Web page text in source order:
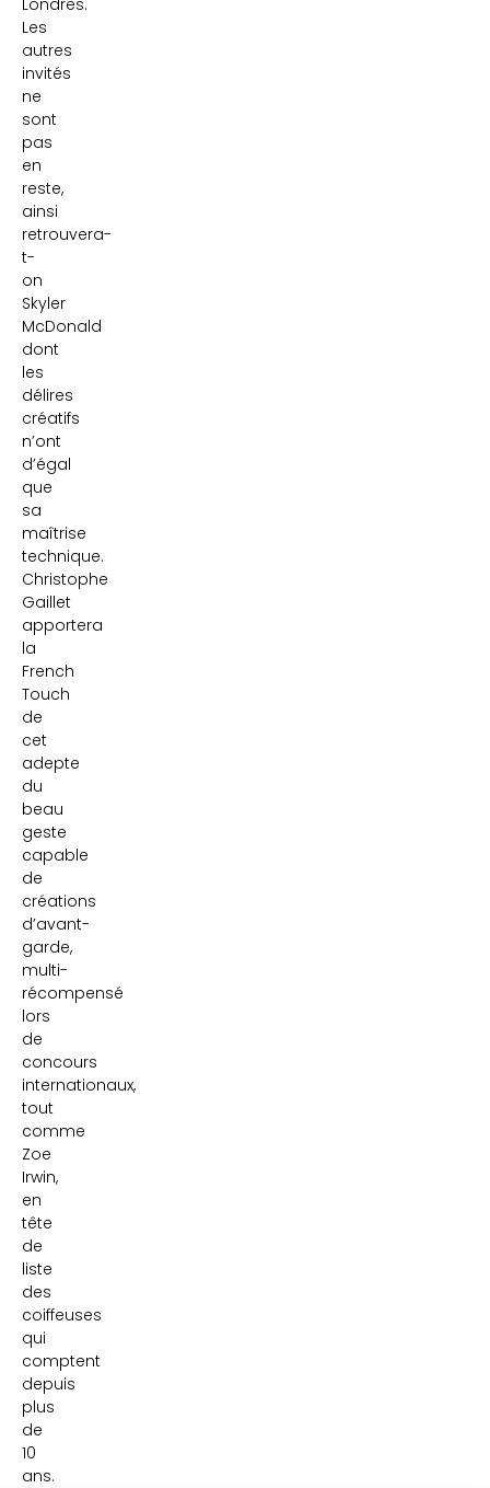
Londres.
Les
autres
invités
ne
sont
pas
en
reste,
ainsi
retrouvera-
t-
on
Skyler
McDonald
dont
les
délires
créatifs
n’ont
d’égal
que
sa
maîtrise
technique.
Christophe
Gaillet
apportera
la
French
Touch
de
cet
adepte
du
beau
geste
capable
de
créations
d’avant-
garde,
multi-
récompensé
lors
de
concours
internationaux,
tout
comme
Zoe
Irwin,
en
tête
de
liste
des
coiffeuses
qui
comptent
depuis
plus
de
10
ans.